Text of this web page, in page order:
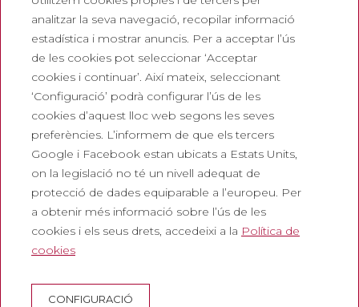
Treballa amb nosaltres
Preguntes freqüents
Entrada turística
Política de privadesa
Política de Xarxes Socials
Canal de denúncies
Corporatiu
Abadia de Montserrat
analitzar la seva navegació, recopilar informació
estadística i mostrar anuncis. Per a acceptar l’ús
de les cookies pot seleccionar ‘Acceptar
cookies i continuar’. Així mateix, seleccionant
‘Configuració’ podrà configurar l’ús de les
cookies d’aquest lloc web segons les seves
preferències. L’informem de que els tercers
Google i Facebook estan ubicats a Estats Units,
on la legislació no té un nivell adequat de
protecció de dades equiparable a l’europeu. Per
a obtenir més informació sobre l’ús de les
cookies i els seus drets, accedeixi a la Política de
cookies
CONFIGURACIÓ